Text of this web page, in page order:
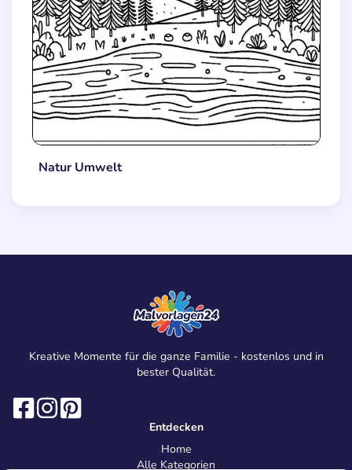
Natur Umwelt
Kreative Momente für die ganze Familie - kostenlos und in
bester Qualität.
Entdecken
Home
Alle Kategorien